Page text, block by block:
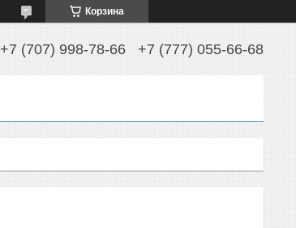
Корзина
+7 (707) 998-78-66 +7 (777) 055-66-68